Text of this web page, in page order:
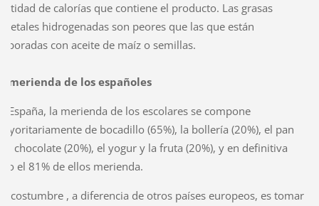
de calorías que contiene el producto. Las grasas
hidrogenadas son peores que las que están
con aceite de maíz o semillas.
merienda de los españoles
España, la merienda de los escolares se compone
de bocadillo (65%), la bollería (20%), el pan
chocolate (20%), el yogur y la fruta (20%), y en definitiva
el 81% de ellos merienda.
costumbre , a diferencia de otros países europeos, es tomar